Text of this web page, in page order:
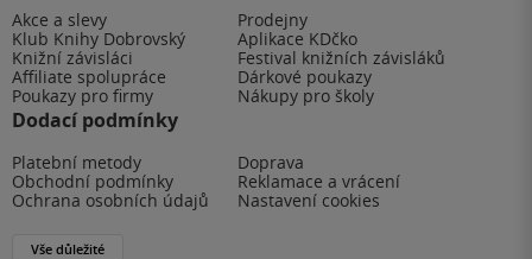
Akce a slevy
Prodejny
Klub Knihy Dobrovský
Aplikace KDčko
Knižní závisláci
Festival knižních závisláků
Affiliate spolupráce
Dárkové poukazy
Poukazy pro firmy
Nákupy pro školy
Dodací podmínky
Platební metody
Doprava
Obchodní podmínky
Reklamace a vrácení
Ochrana osobních údajů
Nastavení cookies
Vše důležité